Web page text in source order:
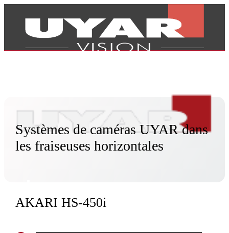
Produits
Systèmes de caméras UYAR dans
les fraiseuses horizontales
AKARI HS-450i